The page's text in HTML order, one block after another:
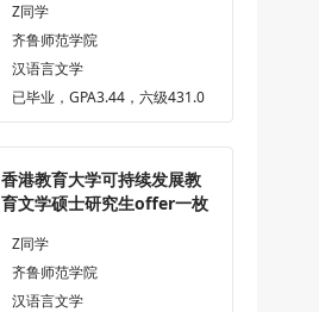
Z同学
齐鲁师范学院
汉语言文学
已毕业，GPA3.44，六级431.0
香港教育大学可持续发展教
育文学硕士研究生offer一枚
Z同学
齐鲁师范学院
汉语言文学